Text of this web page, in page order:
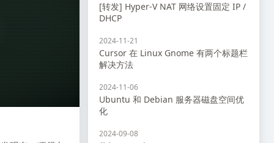
[转发] Hyper-V NAT 网络设置固定 IP /
DHCP
2024-11-21
Cursor 在 Linux Gnome 有两个标题栏
解决方法
2024-11-06
Ubuntu 和 Debian 服务器磁盘空间优
化
2024-09-08